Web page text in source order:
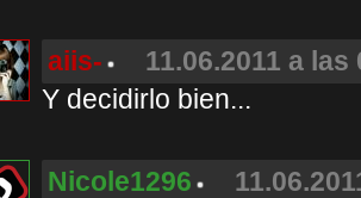
aiis-
11.06.2011 a las
Y decidirlo bien...
Nicole1296